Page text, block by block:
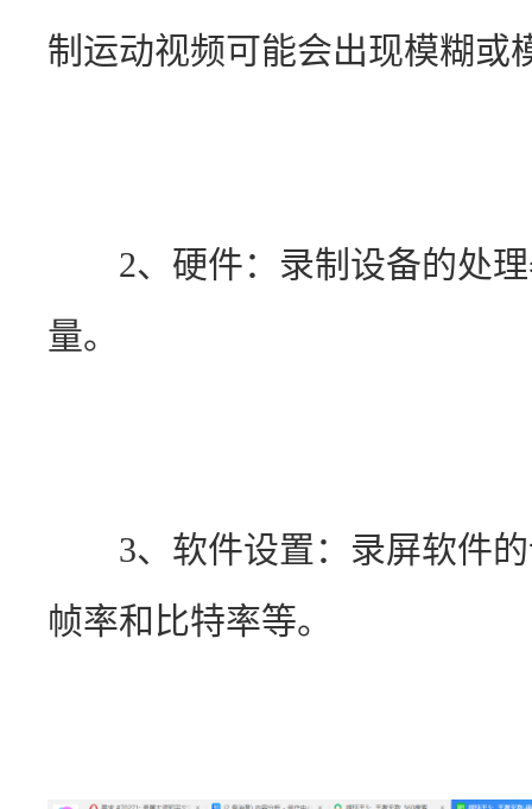
制运动视频可能会出现模糊或
2、硬件：录制设备的处理
量。
3、软件设置：录屏软件的
帧率和比特率等。